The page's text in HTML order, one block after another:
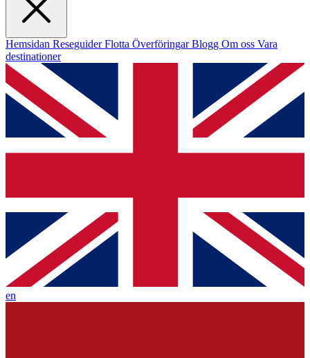
Hemsidan ReseguiderFlotta ÖverföringarBlogg Om oss Vara
destinationer
en